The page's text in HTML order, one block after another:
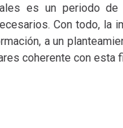
es un periodo
Con todo, la
a un
coherente con esta